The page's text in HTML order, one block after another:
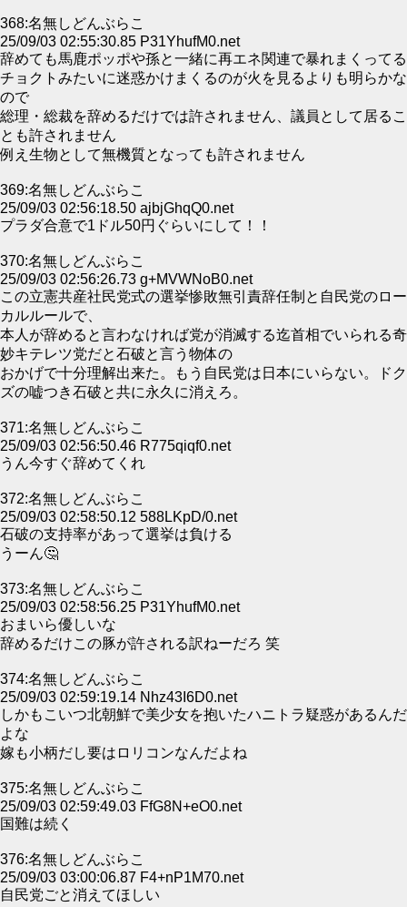
368:名無しどんぶらこ
25/09/03 02:55:30.85 P31YhufM0.net
辞めても馬鹿ポッポや孫と一緒に再エネ関連で暴れまくってる
チョクトみたいに迷惑かけまくるのが火を見るよりも明らかな
ので
総理・総裁を辞めるだけでは許されません、議員として居るこ
とも許されません
例え生物として無機質となっても許されません
369:名無しどんぶらこ
25/09/03 02:56:18.50 ajbjGhqQ0.net
プラダ合意で1ドル50円ぐらいにして！！
370:名無しどんぶらこ
25/09/03 02:56:26.73 g+MVWNoB0.net
この立憲共産社民党式の選挙惨敗無引責辞任制と自民党のロー
カルルールで、
本人が辞めると言わなければ党が消滅する迄首相でいられる奇
妙キテレツ党だと石破と言う物体の
おかげで十分理解出来た。もう自民党は日本にいらない。ドク
ズの嘘つき石破と共に永久に消えろ。
371:名無しどんぶらこ
25/09/03 02:56:50.46 R775qiqf0.net
うん今すぐ辞めてくれ
372:名無しどんぶらこ
25/09/03 02:58:50.12 588LKpD/0.net
石破の支持率があって選挙は負ける
うーん🤔
373:名無しどんぶらこ
25/09/03 02:58:56.25 P31YhufM0.net
おまいら優しいな
辞めるだけこの豚が許される訳ねーだろ 笑
374:名無しどんぶらこ
25/09/03 02:59:19.14 Nhz43I6D0.net
しかもこいつ北朝鮮で美少女を抱いたハニトラ疑惑があるんだ
よな
嫁も小柄だし要はロリコンなんだよね
375:名無しどんぶらこ
25/09/03 02:59:49.03 FfG8N+eO0.net
国難は続く
376:名無しどんぶらこ
25/09/03 03:00:06.87 F4+nP1M70.net
自民党ごと消えてほしい